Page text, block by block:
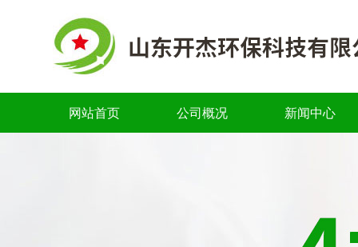
网站首页 公司概况 新闻中心